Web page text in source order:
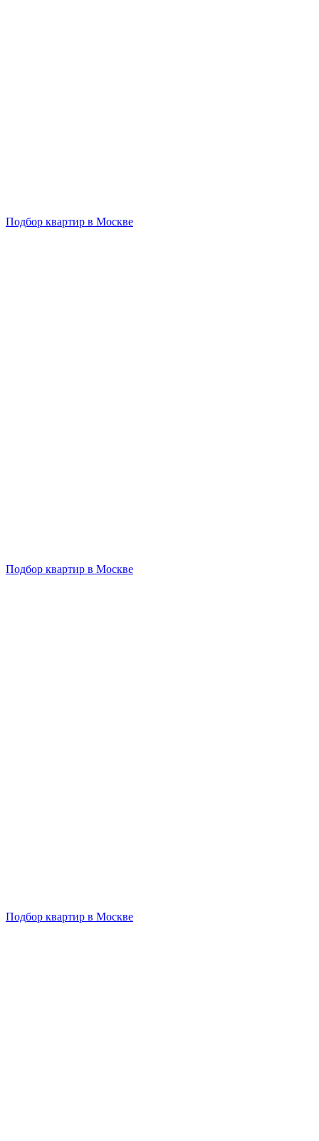
Подбор квартир в Москве
Подбор квартир в Москве
Подбор квартир в Москве